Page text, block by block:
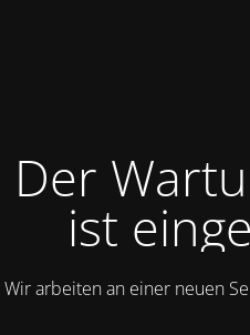
Der
ist
Wir arbeiten an einer neuen